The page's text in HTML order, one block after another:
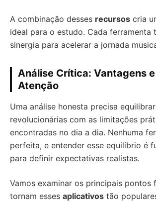
A combinação desses recursos cria
ideal para o estudo. Cada ferramenta
sinergia para acelerar a jornada
Análise Crítica: Vantagens
Atenção
Uma análise honesta precisa
revolucionárias com as limitações
encontradas no dia a dia. Nenhuma
perfeita, e entender esse equilíbrio é
para definir expectativas realistas.
Vamos examinar os principais pontos
tornam esses aplicativos tão